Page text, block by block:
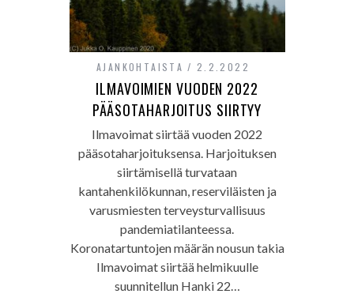
AJANKOHTAISTA 2.2.2022
ILMAVOIMIEN VUODEN 2022
PÄÄSOTAHARJOITUS SIIRTYY
Ilmavoimat siirtää vuoden 2022
pääsotaharjoituksensa. Harjoituksen
siirtämisellä turvataan
kantahenkilökunnan, reserviläisten ja
varusmiesten terveysturvallisuus
pandemiatilanteessa.
Koronatartuntojen määrän nousun takia
Ilmavoimat siirtää helmikuulle
suunnitellun Hanki 22…